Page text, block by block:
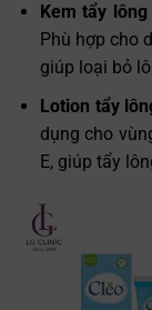
Kem tẩy
Phù hợp cho
giúp loại bỏ
Lotion tẩy
dụng cho
E, giúp tẩy